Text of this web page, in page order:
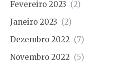
Fevereiro 2023 (2)
Janeiro 2023 (2)
Dezembro 2022 (7)
Novembro 2022 (5)